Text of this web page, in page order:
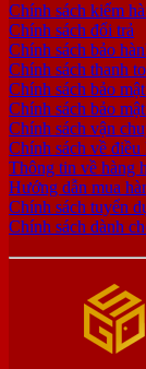
Chính sách kiểm
Chính sách đổi trả
Chính sách bảo
Chính sách thanh
Chính sách bảo
Chính sách bảo
Chính sách vận
Chính sách về
Thông tin về hàng
Hướng dẫn mua
Chính sách tuyển
Chính sách dành